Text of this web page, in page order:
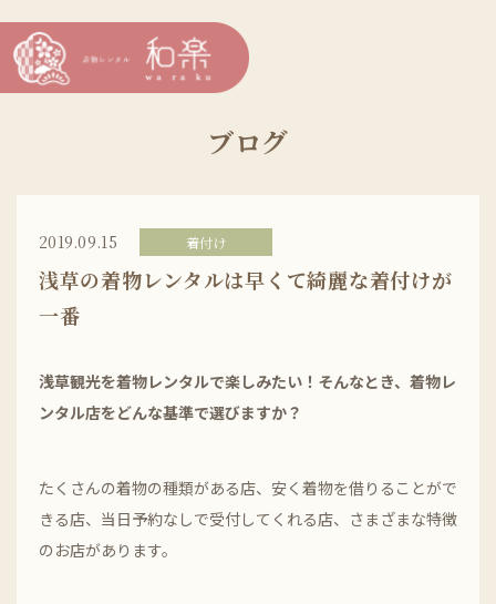
ブログ
2019.09.15 着付け
浅草の着物レンタルは早くて綺麗な着付けが
一番
浅草観光を着物レンタルで楽しみたい！そんなとき、着物レ
ンタル店をどんな基準で選びますか？
たくさんの着物の種類がある店、安く着物を借りることがで
きる店、当日予約なしで受付してくれる店、さまざまな特徴
のお店があります。